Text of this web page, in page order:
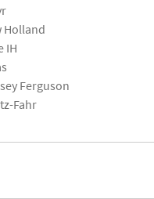
Holland
IH
Ferguson
Fahr